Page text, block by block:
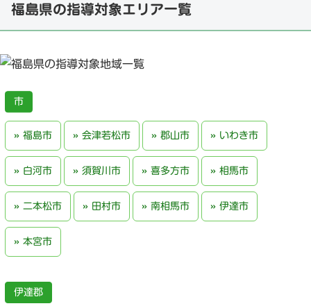
福島県の指導対象エリア一覧
福島市 会津若松市 郡山市 いわき市
白河市 須賀川市 喜多方市 相馬市
二本松市 田村市 南相馬市 伊達市
本宮市
伊達郡